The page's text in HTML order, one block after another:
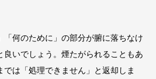
「何のために」の部分が腑に落ちなけ
良いでしょう。煙たがられることもあ
では「処理できません」と返却しま